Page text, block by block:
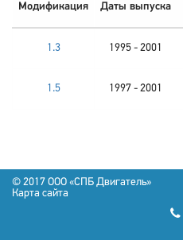
Модификация Даты выпуска
1.3 1995 - 2001
1.5 1997 - 2001
© 2017 OOO «СПБ Двигатель»
Карта сайта